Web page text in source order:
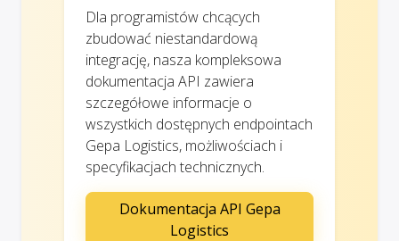
Dla programistów chcących
zbudować niestandardową
integrację, nasza kompleksowa
dokumentacja API zawiera
szczegółowe informacje o
wszystkich dostępnych endpointach
Gepa Logistics, możliwościach i
specyfikacjach technicznych.
Dokumentacja API Gepa
Logistics